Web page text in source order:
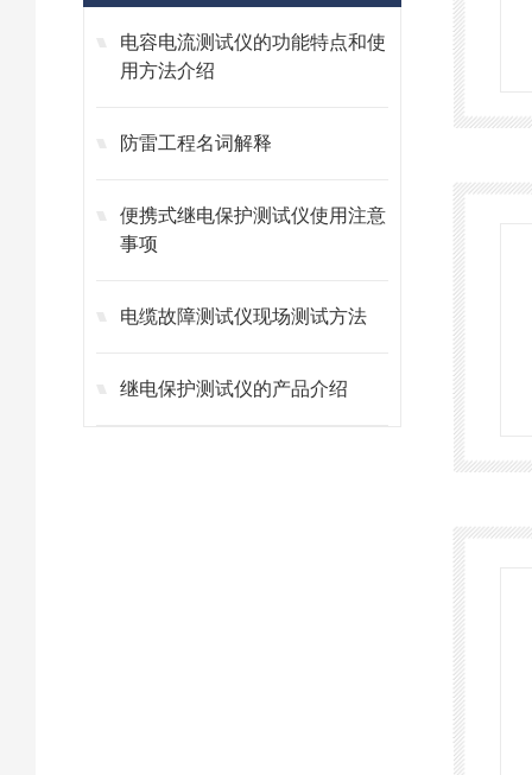
电容电流测试仪的功能特点和使
用方法介绍
防雷工程名词解释
便携式继电保护测试仪使用注意
事项
电缆故障测试仪现场测试方法
继电保护测试仪的产品介绍